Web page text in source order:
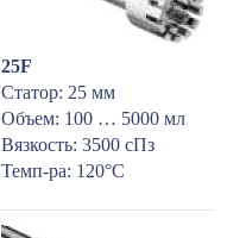
25F
Статор: 25 мм
Объем: 100 … 5000 мл
Вязкость: 3500 сПз
Темп-ра: 120°С